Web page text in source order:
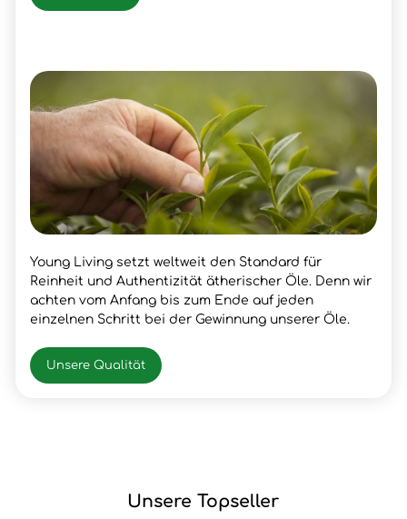
Young Living setzt weltweit den Standard für
Reinheit und Authentizität ätherischer Öle. Denn wir
achten vom Anfang bis zum Ende auf jeden
einzelnen Schritt bei der Gewinnung unserer Öle.
Unsere Qualität
Unsere Topseller